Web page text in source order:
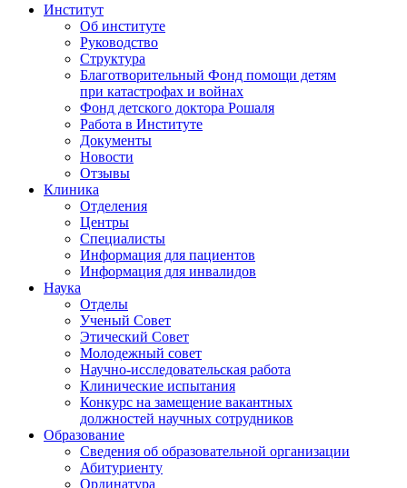
Институт
Об институте
Руководство
Структура
Благотворительный Фонд помощи детям
при катастрофах и войнах
Фонд детского доктора Рошаля
Работа в Институте
Документы
Новости
Отзывы
Клиника
Отделения
Центры
Специалисты
Информация для пациентов
Информация для инвалидов
Наука
Отделы
Ученый Совет
Этический Совет
Молодежный совет
Научно-исследовательская работа
Клинические испытания
Конкурс на замещение вакантных
должностей научных сотрудников
Образование
Сведения об образовательной организации
Абитуриенту
Ординатура